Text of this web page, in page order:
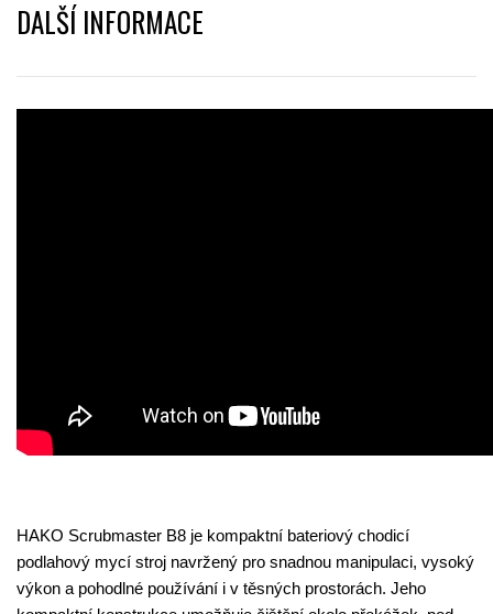
DALŠÍ INFORMACE
HAKO Scrubmaster B8 je kompaktní bateriový chodicí
podlahový mycí stroj navržený pro snadnou manipulaci, vysoký
výkon a pohodlné používání i v těsných prostorách. Jeho